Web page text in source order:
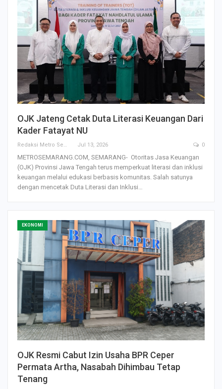
OJK Jateng Cetak Duta Literasi Keuangan Dari
Kader Fatayat NU
Redaksi Metro Semarang Jul 13, 2026 0
METROSEMARANG.COM, SEMARANG- Otoritas Jasa Keuangan
(OJK) Provinsi Jawa Tengah terus memperkuat literasi dan inklusi
keuangan melalui edukasi berbasis komunitas. Salah satunya
dengan mencetak Duta Literasi dan Inklusi…
EKONOMI
OJK Resmi Cabut Izin Usaha BPR Ceper
Permata Artha, Nasabah Dihimbau Tetap
Tenang